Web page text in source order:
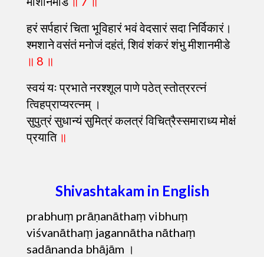
हरं सर्पहारं चिता भूविहारं भवं वेदसारं सदा निर्विकारं।
श्मशाने वसंतं मनोजं दहंतं, शिवं शंकरं शंभु मीशानमीडे
॥ 8 ॥
स्वयं यः प्रभाते नरश्शूल पाणे पठेत् स्तोत्ररत्नं
त्विहप्राप्यरत्नम् ।
सुपुत्रं सुधान्यं सुमित्रं कलत्रं विचित्रैस्समाराध्य मोक्षं
प्रयाति ॥
Shivashtakam in English
prabhuṃ prāṇanāthaṃ vibhuṃ
viśvanāthaṃ jagannātha nāthaṃ
sadānanda bhājām ।